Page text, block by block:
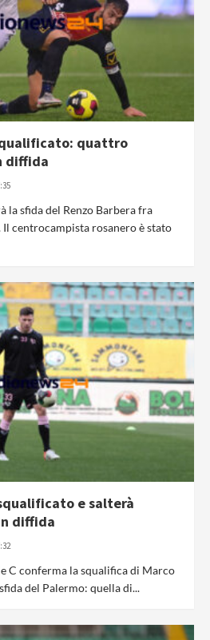
quattro
diffida
la sfida del Renzo Barbera fra
centrocampista rosanero è stato
e salterà
diffida
C conferma la squalifica di Marco
del Palermo: quella di...